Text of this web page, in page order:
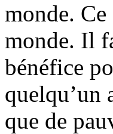
monde.
monde. Il
bénéfice
quelqu’un
que de